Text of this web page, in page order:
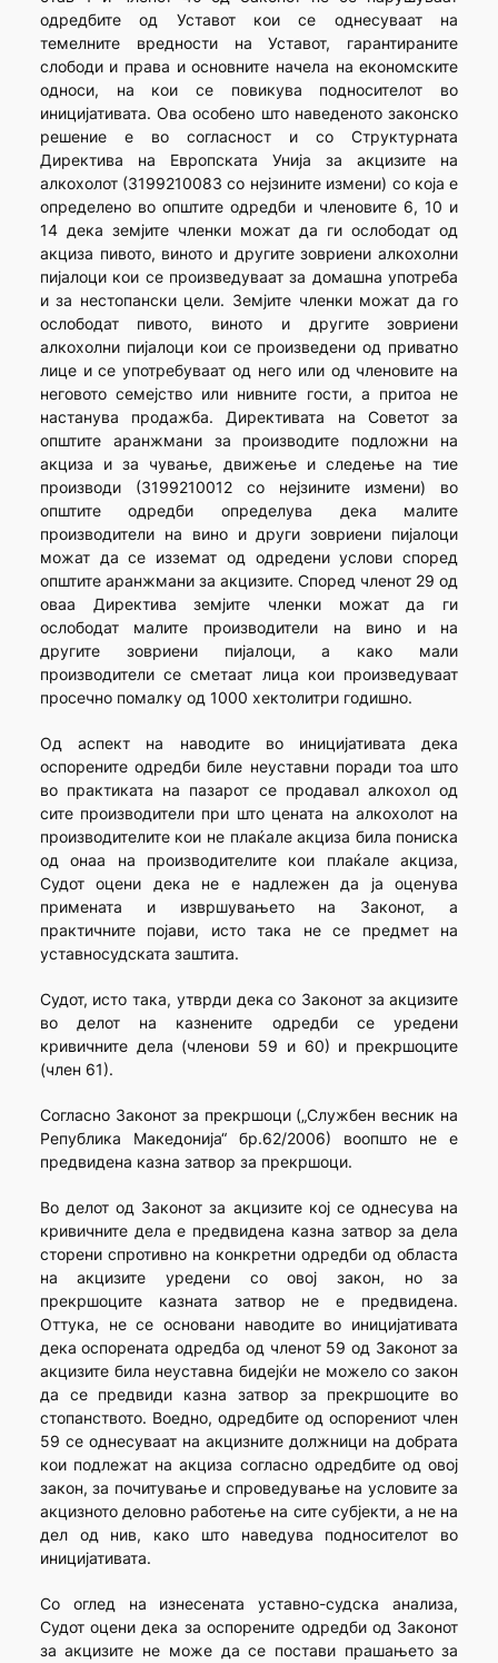
одредбите од Уставот кои се однесуваат на
темелните вредности на Уставот, гарантираните
слободи и права и основните начела на економските
односи, на кои се повикува подносителот во
иницијативата. Ова особено што наведеното законско
решение е во согласност и со Структурната
Директива на Европската Унија за акцизите на
алкохолот (3199210083 со нејзините измени) со која е
определено во општите одредби и членовите 6, 10 и
14 дека земјите членки можат да ги ослободат од
акциза пивото, виното и другите зовриени алкохолни
пијалоци кои се произведуваат за домашна употреба
и за нестопански цели. Земјите членки можат да го
ослободат пивото, виното и другите зовриени
алкохолни пијалоци кои се произведени од приватно
лице и се употребуваат од него или од членовите на
неговото семејство или нивните гости, а притоа не
настанува продажба. Директивата на Советот за
општите аранжмани за производите подложни на
акциза и за чување, движење и следење на тие
производи (3199210012 со нејзините измени) во
општите одредби определува дека малите
производители на вино и други зовриени пијалоци
можат да се изземат од одредени услови според
општите аранжмани за акцизите. Според членот 29 од
оваа Директива земјите членки можат да ги
ослободат малите производители на вино и на
другите зовриени пијалоци, а како мали
производители се сметаат лица кои произведуваат
просечно помалку од 1000 хектолитри годишно.
Од аспект на наводите во иницијативата дека
оспорените одредби биле неуставни поради тоа што
во практиката на пазарот се продавал алкохол од
сите производители при што цената на алкохолот на
производителите кои не плаќале акциза била пониска
од онаа на производителите кои плаќале акциза,
Судот оцени дека не е надлежен да ја оценува
примената и извршувањето на Законот, а
практичните појави, исто така не се предмет на
уставносудската заштита.
Судот, исто така, утврди дека со Законот за акцизите
во делот на казнените одредби се уредени
кривичните дела (членови 59 и 60) и прекршоците
(член 61).
Согласно Законот за прекршоци („Службен весник на
Република Македонија“ бр.62/2006) воопшто не е
предвидена казна затвор за прекршоци.
Во делот од Законот за акцизите кој се однесува на
кривичните дела е предвидена казна затвор за дела
сторени спротивно на конкретни одредби од областа
на акцизите уредени со овој закон, но за
прекршоците казната затвор не е предвидена.
Оттука, не се основани наводите во иницијативата
дека оспорената одредба од членот 59 од Законот за
акцизите била неуставна бидејќи не можело со закон
да се предвиди казна затвор за прекршоците во
стопанството. Воедно, одредбите од оспорениот член
59 се однесуваат на акцизните должници на добрата
кои подлежат на акциза согласно одредбите од овој
закон, за почитување и спроведување на условите за
акцизното деловно работење на сите субјекти, а не на
дел од нив, како што наведува подносителот во
иницијативата.
Со оглед на изнесената уставно-судска анализа,
Судот оцени дека за оспорените одредби од Законот
за акцизите не може да се постави прашањето за